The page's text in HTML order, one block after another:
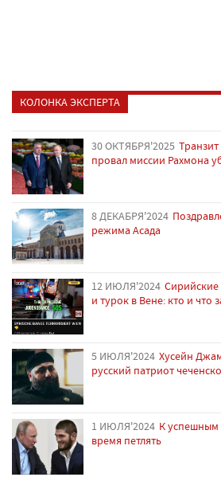
КОЛОНКА ЭКСПЕРТА
30 ОКТЯБРЯ'2025
провал миссии Рахмона
8 ДЕКАБРЯ'2024
режима Асада
12 ИЮЛЯ'2024
и турок в Вене: кто и что
5 ИЮЛЯ'2024 Хусейн
русский патриот
1 ИЮЛЯ'2024 К
время петлять